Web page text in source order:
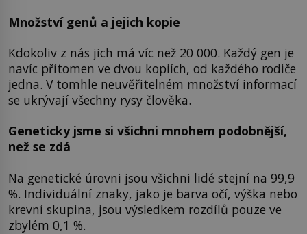
Množství genů a jejich kopie
Kdokoliv z nás jich má víc než 20 000. Každý gen je
navíc přítomen ve dvou kopiích, od každého rodiče
jedna. V tomhle neuvěřitelném množství informací
se ukrývají všechny rysy člověka.
Geneticky jsme si všichni mnohem podobnější,
než se zdá
Na genetické úrovni jsou všichni lidé stejní na 99,9
%. Individuální znaky, jako je barva očí, výška nebo
krevní skupina, jsou výsledkem rozdílů pouze ve
zbylém 0,1 %.